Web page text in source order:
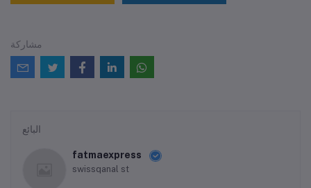
مشاركة
البائع
fatmaexpress
swissqanal st